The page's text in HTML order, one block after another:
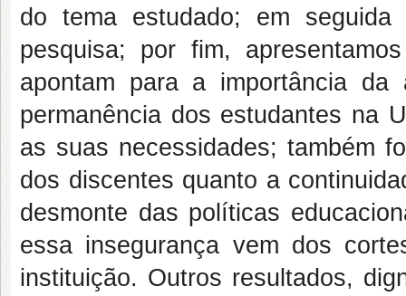
do tema estudado; em
pesquisa; por fim,
apontam para a importância da
permanência dos estudantes na
as suas necessidades; também
dos discentes quanto a
desmonte das políticas
essa insegurança vem dos
instituição. Outros resultados,